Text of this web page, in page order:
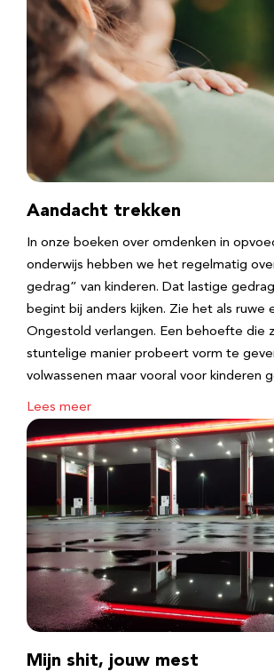
Aandacht trekken
In onze boeken over omdenken in
onderwijs hebben we het regelmatig
gedrag” van kinderen. Dat lastige
begint bij anders kijken. Zie het als ruwe
Ongestold verlangen. Een behoefte die
stuntelige manier probeert vorm te
volwassenen maar vooral voor kinderen
Lees meer
Mijn shit, jouw mest